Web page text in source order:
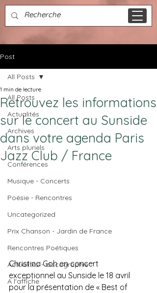
Post
All Posts
Actualités
Archives
Arts pluriels
Conférences
Musique - Concerts
Poésie - Rencontres
Uncategorized
Prix Chanson - Jardin de France
Rencontres Poétiques
Actualités - discographie
A l'affiche
All Posts
Retrouvez les informations
sur le concert au Sunside
dans votre agenda Paris
Jazz Club / France
1 min de lecture
Christina Goh en concert
exceptionnel au Sunside le 18 avril
pour la présentation de « Best of